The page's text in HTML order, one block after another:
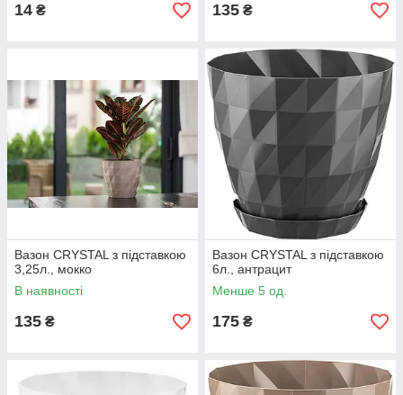
14 ₴ 135 ₴
Вазон CRYSTAL з підставкою
3,25л., мокко
В наявності
135 ₴
Вазон CRYSTAL з підставкою
6л., антрацит
Менше 5 од.
175 ₴